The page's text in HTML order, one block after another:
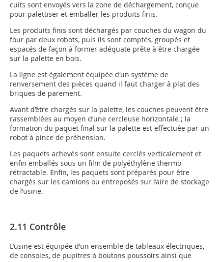
cuits sont envoyés vers la zone de déchargement, conçue
pour palettiser et emballer les produits finis.
Les produits finis sont déchargés par couches du wagon du
four par deux robots, puis ils sont comptés, groupés et
espacés de façon à former adéquate prête à être chargée
sur la palette en bois.
La ligne est également équipée d‘un système de
renversement des pièces quand il faut charger à plat des
briques de parement.
Avant d’être chargés sur la palette, les couches peuvent être
rassemblées au moyen d’une cercleuse horizontale ; la
formation du paquet final sur la palette est effectuée par un
robot à pince de préhension.
Les paquets achevés sont ensuite cerclés verticalement et
enfin emballés sous un film de polyéthylène thermo-
rétractable. Enfin, les paquets sont préparés pour être
chargés sur les camions ou entreposés sur l’aire de stockage
de l’usine.
2.11 Contrôle
L’usine est équipée d’un ensemble de tableaux électriques,
de consoles, de pupitres à boutons poussoirs ainsi que